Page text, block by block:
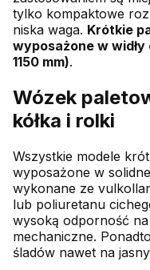
tylko kompaktowe
niska waga. Krótkie
wyposażone w
1150 mm).
Wózek
kółka i rolki
Wszystkie modele
wyposażone w
wykonane ze
lub poliuretanu
wysoką odporność
mechaniczne.
śladów nawet na